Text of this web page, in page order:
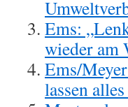
Ems:
wieder am
Ems/
lassen